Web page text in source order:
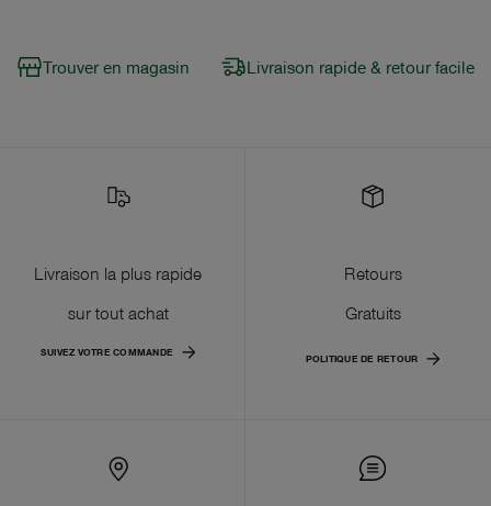
Trouver en magasin Livraison rapide & retour facile
Livraison la plus rapide
sur tout achat
SUIVEZ VOTRE COMMANDE
Retours
Gratuits
POLITIQUE DE RETOUR